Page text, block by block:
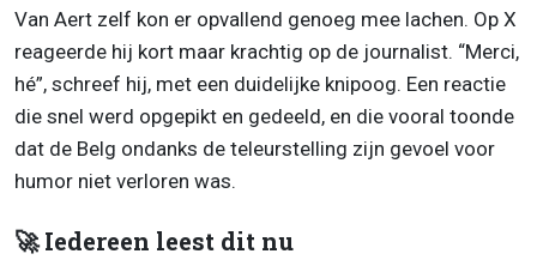
Van Aert zelf kon er opvallend genoeg mee lachen. Op X
reageerde hij kort maar krachtig op de journalist. “Merci,
hé”, schreef hij, met een duidelijke knipoog. Een reactie
die snel werd opgepikt en gedeeld, en die vooral toonde
dat de Belg ondanks de teleurstelling zijn gevoel voor
humor niet verloren was.
🚀 Iedereen leest dit nu